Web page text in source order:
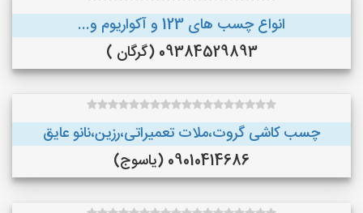
انواع چسب های 123 و آکواریوم و...
09384529893 (گرگان )
چسب کاشی گروت،ملات تعمیراتی،رزین،نانو عایق
09010414686 (یاسوج)